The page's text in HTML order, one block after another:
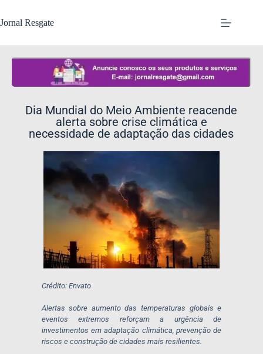
Jornal Resgate
Dia Mundial do Meio Ambiente reacende
alerta sobre crise climática e
necessidade de adaptação das cidades
Crédito: Envato
Alertas sobre aumento das temperaturas globais e
eventos extremos reforçam a urgência de
investimentos em adaptação climática, prevenção de
riscos e construção de cidades mais resilientes.